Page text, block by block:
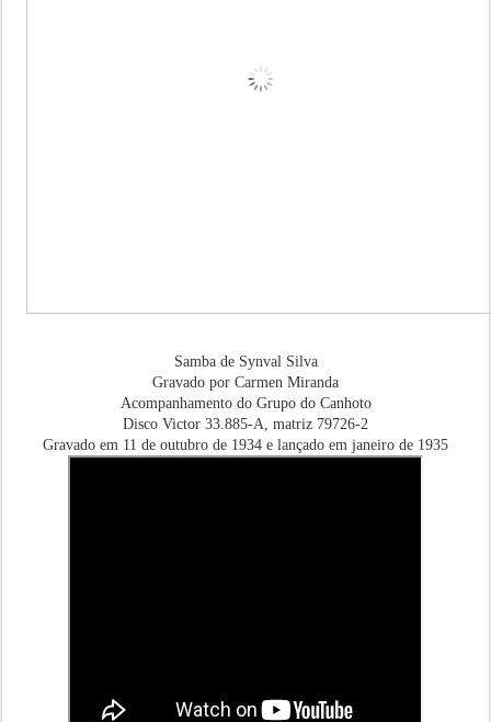
Samba de Synval Silva
Gravado por Carmen Miranda
Acompanhamento do Grupo do Canhoto
Disco Victor 33.885-A, matriz 79726-2
Gravado em 11 de outubro de 1934 e lançado em janeiro de 1935